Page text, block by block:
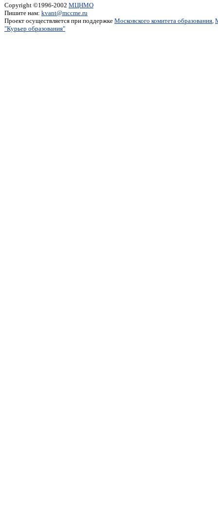
Copyright ©1996-2002 МЦНМО
Пишите нам: kvant@mccme.ru
Проект осуществляется при поддержке Московского комитета образования,
"Курьер образования"